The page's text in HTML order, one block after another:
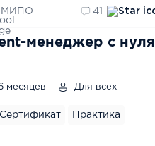
МИПО 41
менеджер с нуля
месяцев Для всех
Сертификат Практика